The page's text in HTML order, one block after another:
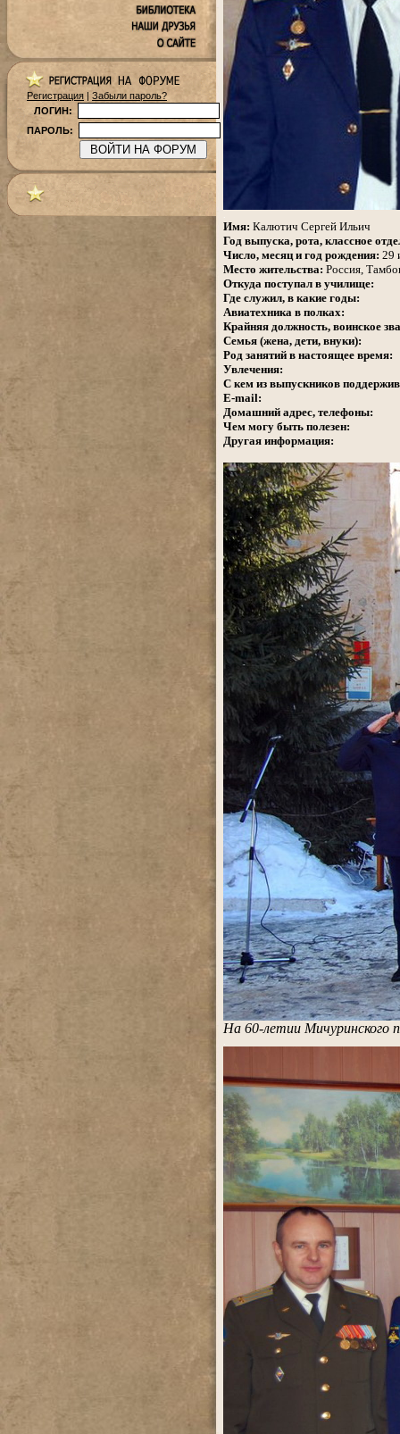
Регистрация | Забыли пароль?
ЛОГИН:
ПАРОЛЬ:
Имя: Калютич Сергей Ильич
Год выпуска, рота, классное
Число, месяц и год рождения: 29
Место жительства: Россия,
Откуда поступал в училище:
Где служил, в какие годы:
Авиатехника в полках:
Крайняя должность, воинское
Семья (жена, дети, внуки):
Род занятий в настоящее время:
Увлечения:
С кем из выпускников
E-mail:
Домашний адрес, телефоны:
Чем могу быть полезен:
Другая информация:
На 60-летии Мичуринского